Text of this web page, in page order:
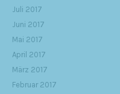
Juli 2017
Juni 2017
Mai 2017
April 2017
März 2017
Februar 2017